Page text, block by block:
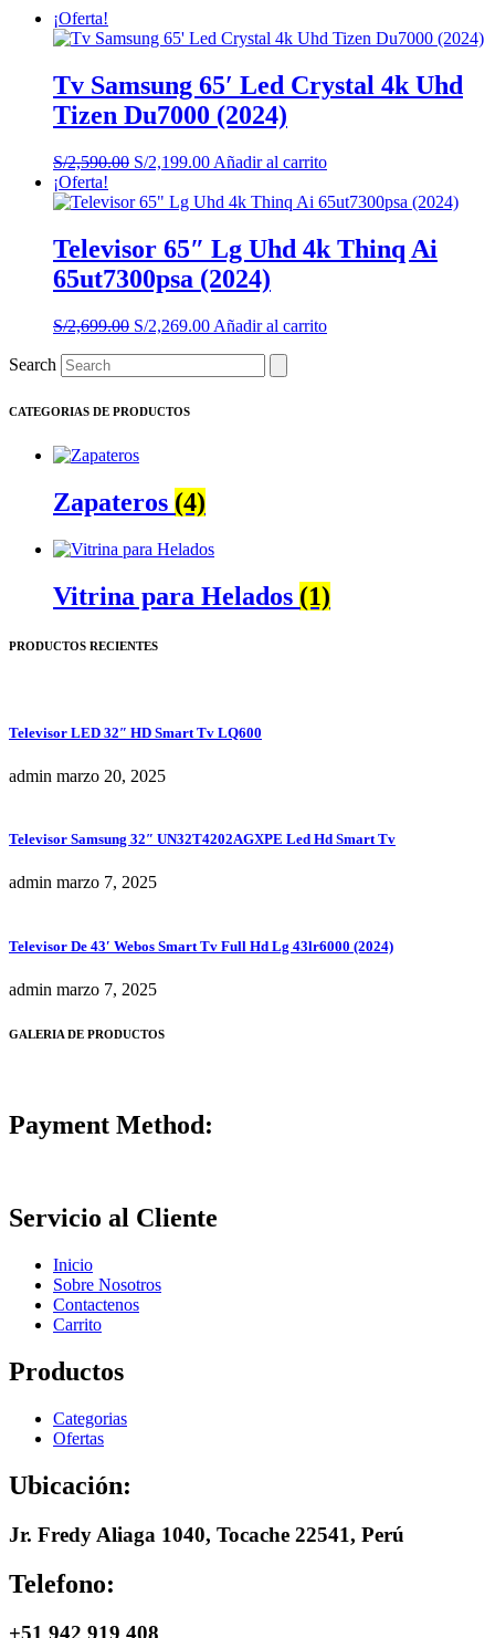
¡Oferta!
Tv Samsung 65′ Led Crystal 4k Uhd
Tizen Du7000 (2024)
S/2,590.00 El
original
S/2,590.00.
S/2,199.00El
actual
S/2,199.00.
Añadir al carrito
¡Oferta!
Televisor 65″ Lg Uhd 4k Thinq Ai
65ut7300psa (2024)
S/2,699.00 El
S/2,699.00.
S/2,269.00ElAñadir al carrito
Search
CATEGORIAS DE PRODUCTOS
Zapateros (4)
Vitrina para Helados (1)
PRODUCTOS RECIENTES
Televisor LED 32″ HD Smart Tv LQ600
admin marzo 20, 2025
Televisor Samsung 32″ UN32T4202AGXPE Led Hd Smart Tv
admin marzo 7, 2025
Televisor De 43′ Webos Smart Tv Full Hd Lg 43lr6000 (2024)
admin marzo 7, 2025
GALERIA DE PRODUCTOS
Payment Method:
Servicio al Cliente
Inicio
Sobre Nosotros
Contactenos
Carrito
Productos
Categorias
Ofertas
Ubicación:
Jr. Fredy Aliaga 1040, Tocache 22541, Perú
Telefono:
+51 942 919 408